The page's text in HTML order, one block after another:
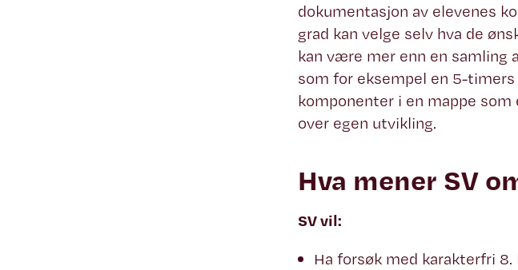
dokumentasjon av elevenes
grad kan velge selv hva de
kan være mer enn en samling
som for eksempel en 5-
komponenter i en mappe
over egen utvikling.
Hva mener SV
SV vil:
Ha forsøk med karakterfri